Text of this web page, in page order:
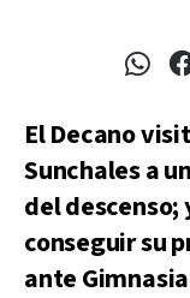
El Decano
Sunchales a
del descenso;
conseguir su
ante